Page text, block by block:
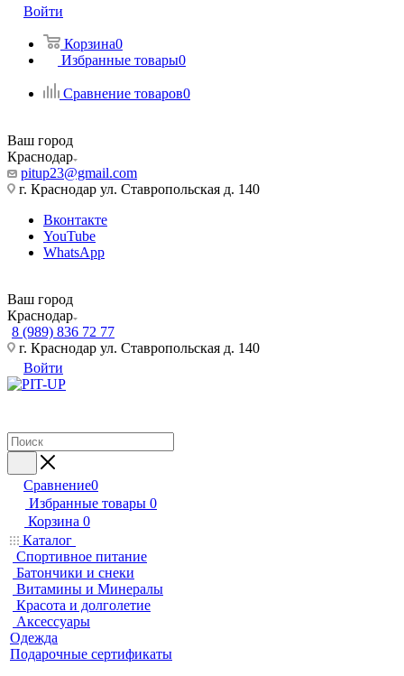
Войти
Корзина0
Избранные товары0
Сравнение товаров0
Ваш город
Краснодар
pitup23@gmail.com
г. Краснодар ул. Ставропольская д. 140
Вконтакте
YouTube
WhatsApp
Ваш город
Краснодар
8 (989) 836 72 77
г. Краснодар ул. Ставропольская д. 140
Войти
Сравнение0
Избранные товары 0
Корзина 0
Каталог
Спортивное питание
Батончики и снеки
Витамины и Минералы
Красота и долголетие
Аксессуары
Одежда
Подарочные сертификаты